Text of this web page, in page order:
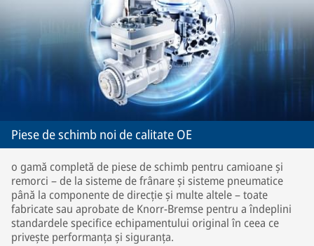
Piese de schimb noi de calitate OE
o gamă completă de piese de schimb pentru camioane și
remorci – de la sisteme de frânare și sisteme pneumatice
până la componente de direcție și multe altele – toate
fabricate sau aprobate de Knorr-Bremse pentru a îndeplini
standardele specifice echipamentului original în ceea ce
privește performanța și siguranța.